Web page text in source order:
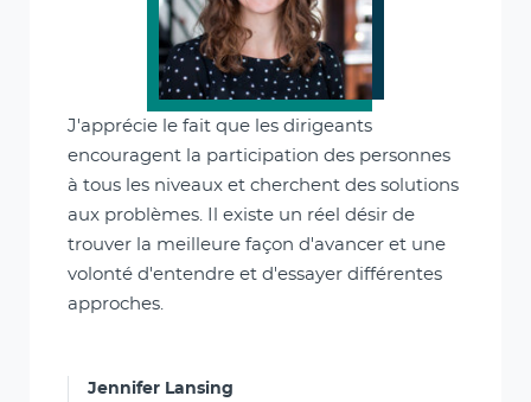
J'apprécie le fait que les dirigeants
encouragent la participation des personnes
à tous les niveaux et cherchent des solutions
aux problèmes. Il existe un réel désir de
trouver la meilleure façon d'avancer et une
volonté d'entendre et d'essayer différentes
approches.
Jennifer Lansing